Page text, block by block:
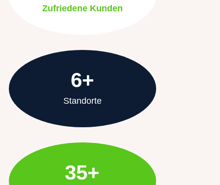
Zufriedene Kunden
6+
Standorte
35+